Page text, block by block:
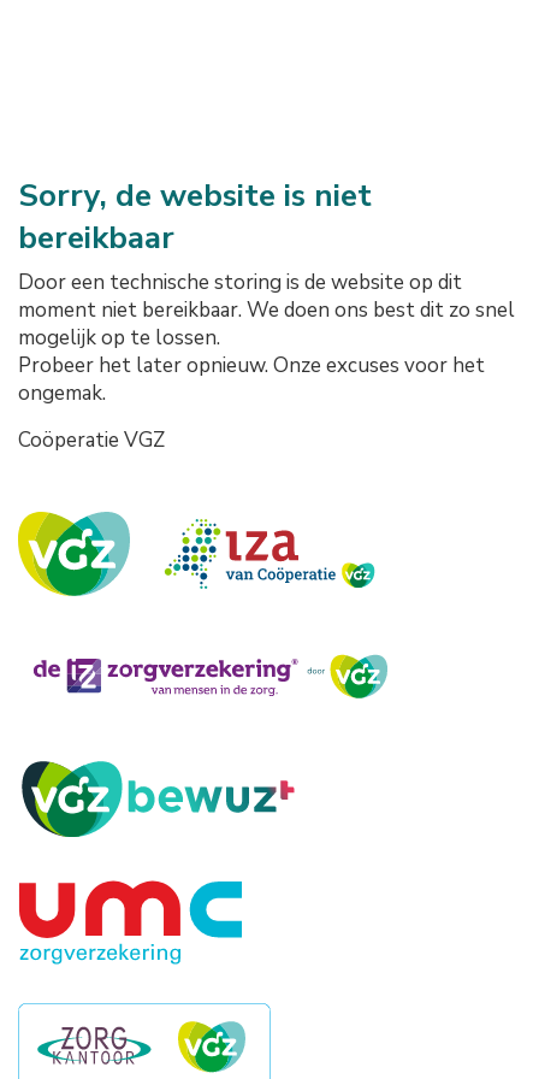
Sorry, de website is niet
bereikbaar
Door een technische storing is de website op dit
moment niet bereikbaar. We doen ons best dit zo snel
mogelijk op te lossen.
Probeer het later opnieuw. Onze excuses voor het
ongemak.
Coöperatie VGZ